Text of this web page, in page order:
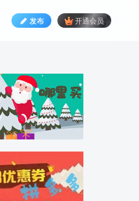
发布 开通会员